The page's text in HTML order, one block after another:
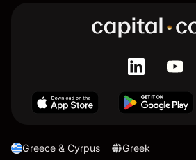
Greece & Cyrpus Greek